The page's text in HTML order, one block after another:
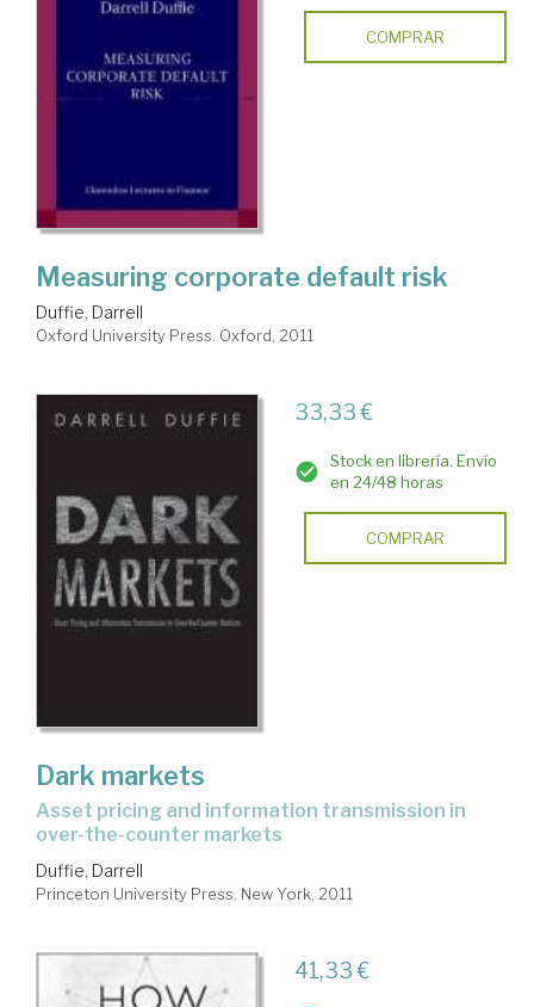
COMPRAR
Measuring corporate default risk
Duffie, Darrell
Oxford University Press. Oxford, 2011
33,33 €
Stock en librería. Envío
en 24/48 horas
COMPRAR
Dark markets
asset pricing and information transmission in
over-the-counter markets
Duffie, Darrell
Princeton University Press. New York, 2011
41,33 €